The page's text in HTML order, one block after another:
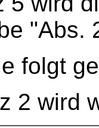
"Abs.
folgt
2 wird